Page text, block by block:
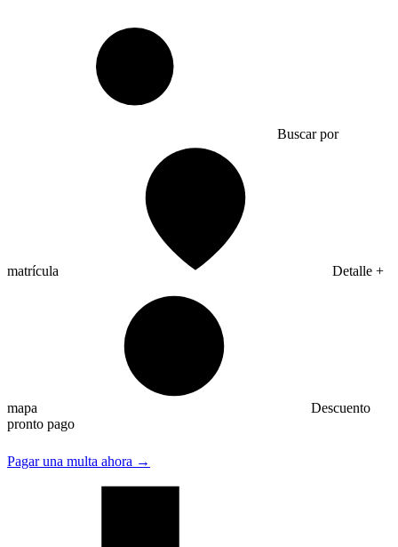
Buscar por
matrícula Detalle +
mapa
Descuento
pronto pago
Pagar una multa ahora →